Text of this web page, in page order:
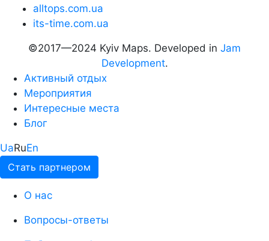
alltops.com.ua
its-time.com.ua
©2017—2024 Kyiv Maps. Developed in Jam
Development.
Активный отдых
Мероприятия
Интересные места
Блог
UaRuEn
Стать партнером
О нас
Вопросы-ответы